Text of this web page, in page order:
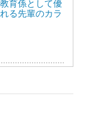
育係として優
る先輩のカラ